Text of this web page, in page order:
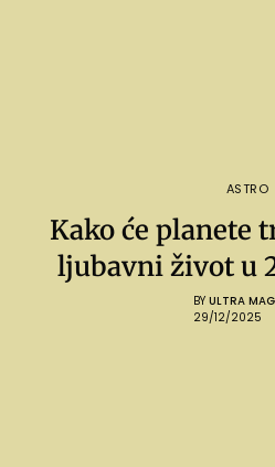
ASTRO
Kako će planete
ljubavni život u
BY ULTRA
29/12/2025